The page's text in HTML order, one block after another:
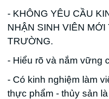
- KHÔNG YÊU CẦU
NHẬN SINH VIÊN MỚI
TRƯỜNG.
- Hiểu rõ và nắm vững
- Có kinh nghiệm làm
thực phẩm - thủy sản